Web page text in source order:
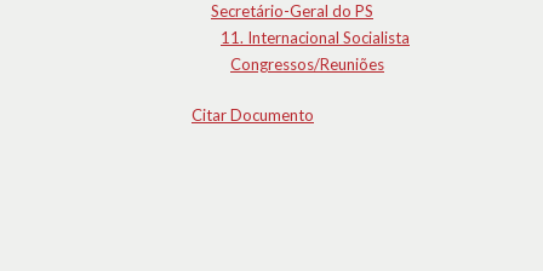
Secretário-Geral do PS
11. Internacional Socialista
Congressos/Reuniões
Citar Documento